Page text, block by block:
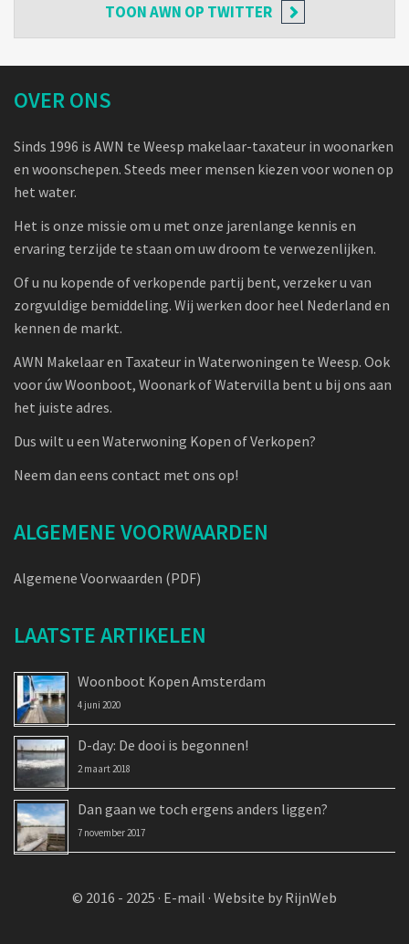
TOONAWN OP TWITTER
OVER ONS
Sinds 1996 is AWN te Weesp makelaar-taxateur in woonarken
en woonschepen. Steeds meer mensen kiezen voor wonen op
het water.
Het is onze missie om u met onze jarenlange kennis en
ervaring terzijde te staan om uw droom te verwezenlijken.
Of u nu kopende of verkopende partij bent, verzeker u van
zorgvuldige bemiddeling. Wij werken door heel Nederland en
kennen de markt.
AWN Makelaar en Taxateur in Waterwoningen te Weesp. Ook
voor úw Woonboot, Woonark of Watervilla bent u bij ons aan
het juiste adres.
Dus wilt u een Waterwoning Kopen of Verkopen?
Neem dan eens contact met ons op!
ALGEMENE VOORWAARDEN
Algemene Voorwaarden (PDF)
LAATSTE ARTIKELEN
Woonboot Kopen Amsterdam
4 juni 2020
D-day: De dooi is begonnen!
2 maart 2018
Dan gaan we toch ergens anders liggen?
7 november 2017
© 2016 - 2025 · E-mail · Website by RijnWeb